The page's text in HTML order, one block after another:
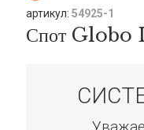
артикул: 54925-1
Спот Globo